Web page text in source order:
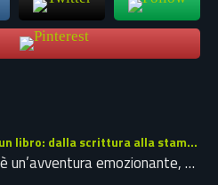
Come pubblicare un libro: dalla scrittura alla stampa
Scrivere un libro è un’avventura emozionante, ma la vera sfida inizia quando si decide di pubblicarlo. Oggi esistono molte possibilità…